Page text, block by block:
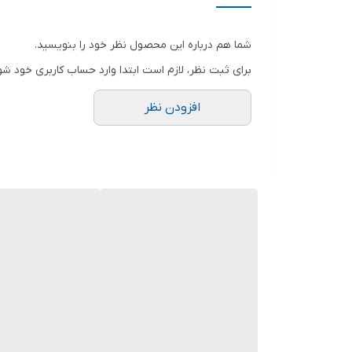
🧢🧢🧢🧢
شما هم درباره این محصول نظر خود را بنویسید.
برای ثبت نظر، لازم است ابتدا وارد حساب کاربری خود
افزودن نظر